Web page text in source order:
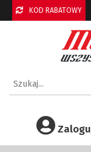
KOD RABATOWY